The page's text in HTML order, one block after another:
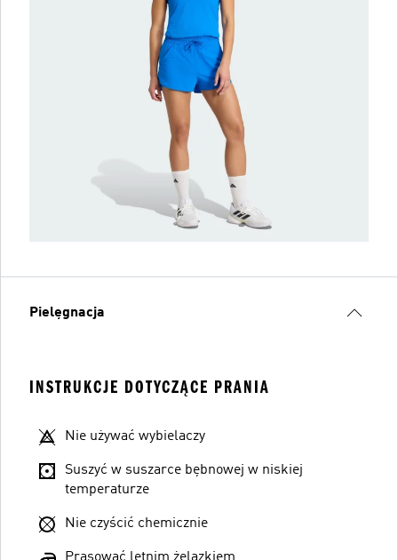
Pielęgnacja
INSTRUKCJE DOTYCZĄCE PRANIA
Nie używać wybielaczy
Suszyć w suszarce bębnowej w niskiej
temperaturze
Nie czyścić chemicznie